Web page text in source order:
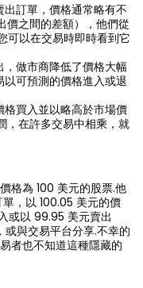
訂單，價格通常略有不
價之間的差額），他們從
可以在交易時即時看到它
做市商降低了價格大幅
可預測的價格進入或退
買入並以略高於市場價
，在許多交易中相乘，就
格為 100 美元的股票.他
，以 100.05 美元的價
或以 99.95 美元賣出
與交易平台分享.不幸的
者也不知道這種隱藏的